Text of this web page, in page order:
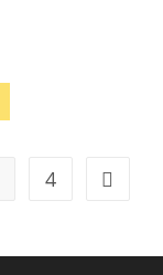
4